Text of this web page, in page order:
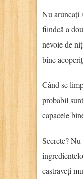
Nu aruncați
fiindcă a
nevoie de
bine
Când se
probabil
capacele
Secrete?
castraveți